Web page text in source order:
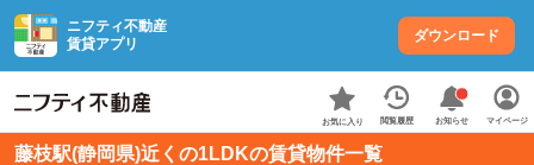
ニフティ不動産
賃貸アプリ
ダウンロード
お気に入り 閲覧履歴 お知らせ マイページ
藤枝駅(静岡県)近くの1LDKの賃貸物件一覧